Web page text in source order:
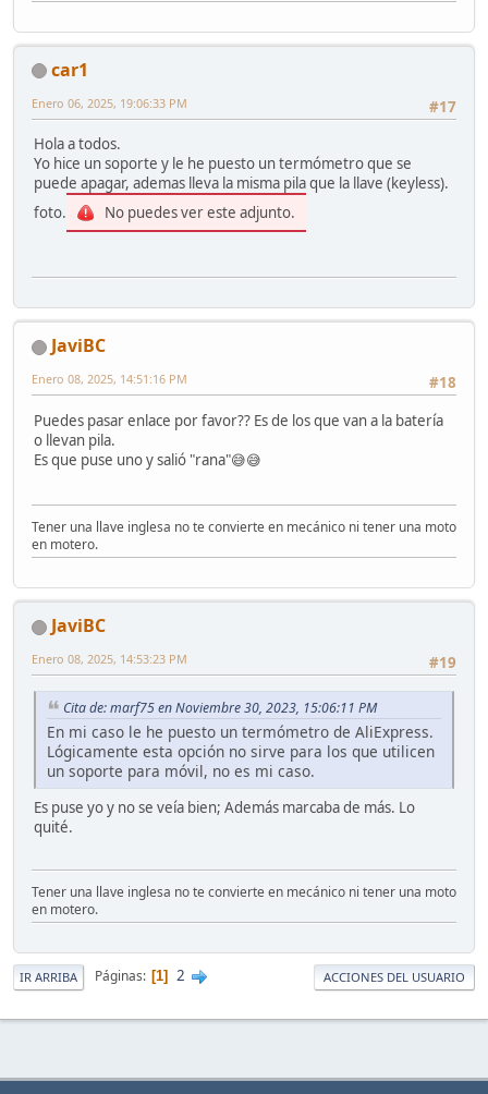
car1
#17
Enero 06, 2025, 19:06:33 PM
Hola a todos.
Yo hice un soporte y le he puesto un termómetro que se
puede apagar, ademas lleva la misma pila que la llave (keyless).
foto.
No puedes ver este adjunto.
JaviBC
#18
Enero 08, 2025, 14:51:16 PM
Puedes pasar enlace por favor?? Es de los que van a la batería
o llevan pila.
Es que puse uno y salió "rana"😅😅
Tener una llave inglesa no te convierte en mecánico ni tener una moto
en motero.
JaviBC
#19
Enero 08, 2025, 14:53:23 PM
Cita de: marf75 en Noviembre 30, 2023, 15:06:11 PM
En mi caso le he puesto un termómetro de AliExpress.
Lógicamente esta opción no sirve para los que utilicen
un soporte para móvil, no es mi caso.
Es puse yo y no se veía bien; Además marcaba de más. Lo
quité.
Tener una llave inglesa no te convierte en mecánico ni tener una moto
en motero.
IR ARRIBA Páginas 1 2 ACCIONES DEL USUARIO